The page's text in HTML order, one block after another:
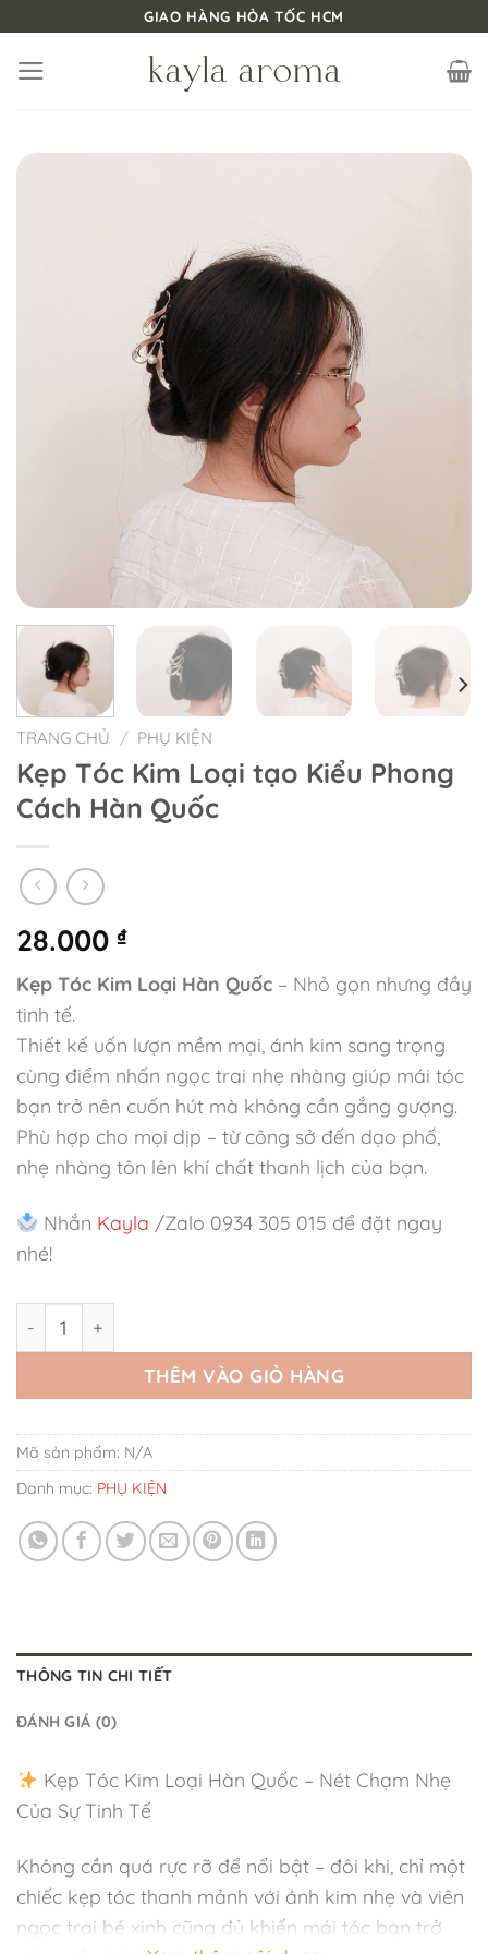
nội
GIAO HÀNG HỎA TỐC HCM
TRANG CHỦ / PHỤ KIỆN
Kẹp Tóc Kim Loại tạo Kiểu Phong
Cách Hàn Quốc
28.000 ₫
Kẹp Tóc Kim Loại Hàn Quốc – Nhỏ gọn nhưng đầy
tinh tế.
Thiết kế uốn lượn mềm mại, ánh kim sang trọng
cùng điểm nhấn ngọc trai nhẹ nhàng giúp mái tóc
bạn trở nên cuốn hút mà không cần gắng gượng.
Phù hợp cho mọi dịp – từ công sở đến dạo phố,
nhẹ nhàng tôn lên khí chất thanh lịch của bạn.
Nhắn Kayla /Zalo 0934 305 015 để đặt ngay
nhé!
Kẹp Tóc Kim Loại tạo Kiểu Phong Cách Hàn Quốc số
THÊM VÀO GIỎ HÀNG
Mã sản phẩm: N/A
Danh mục: PHỤ KIỆN
THÔNG TIN CHI TIẾT
ĐÁNH GIÁ (0)
Kẹp Tóc Kim Loại Hàn Quốc – Nét Chạm Nhẹ
Của Sự Tinh Tế
Không cần quá rực rỡ để nổi bật – đôi khi, chỉ một
chiếc kẹp tóc thanh mảnh với ánh kim nhẹ và viên
ngọc trai bé xinh cũng đủ khiến mái tóc bạn trở